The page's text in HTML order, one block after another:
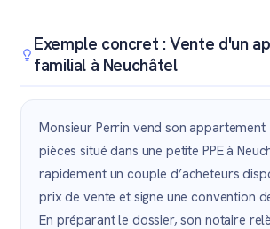
Exemple concret : Vente d'un
familial à Neuchâtel
Monsieur Perrin vend son
pièces situé dans une petite PPE à
rapidement un couple d’acheteurs
prix de vente et signe une convention
En préparant le dossier, son notaire